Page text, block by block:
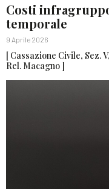
Costi
temporale
9 Aprile 2026
[ Cassazione Civile, Sez.
Rel. Macagno ]